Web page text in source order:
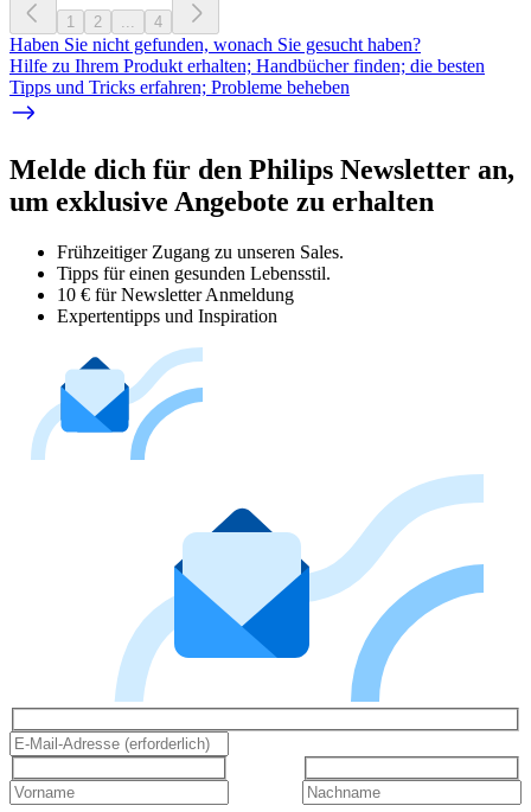
1 2 4
Haben Sie nicht gefunden, wonach Sie gesucht haben?
Hilfe zu Ihrem Produkt erhalten; Handbücher finden; die besten
Tipps und Tricks erfahren; Probleme beheben
Melde dich für den Philips Newsletter an,
um exklusive Angebote zu erhalten
Frühzeitiger Zugang zu unseren Sales.
Tipps für einen gesunden Lebensstil.
10 € für Newsletter Anmeldung
Expertentipps und Inspiration